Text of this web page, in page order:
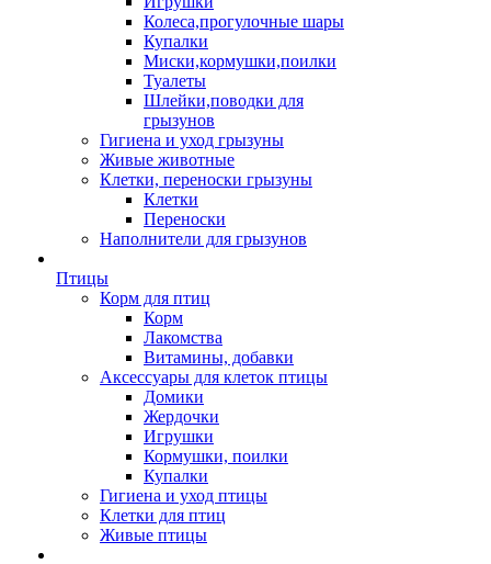
Колеса,прогулочные шары
Купалки
Миски,кормушки,поилки
Туалеты
Шлейки,поводки для
грызунов
Гигиена и уход грызуны
Живые животные
Клетки, переноски грызуны
Клетки
Переноски
Наполнители для грызунов
Птицы
Корм для птиц
Корм
Лакомства
Витамины, добавки
Аксессуары для клеток птицы
Домики
Жердочки
Игрушки
Кормушки, поилки
Купалки
Гигиена и уход птицы
Клетки для птиц
Живые птицы